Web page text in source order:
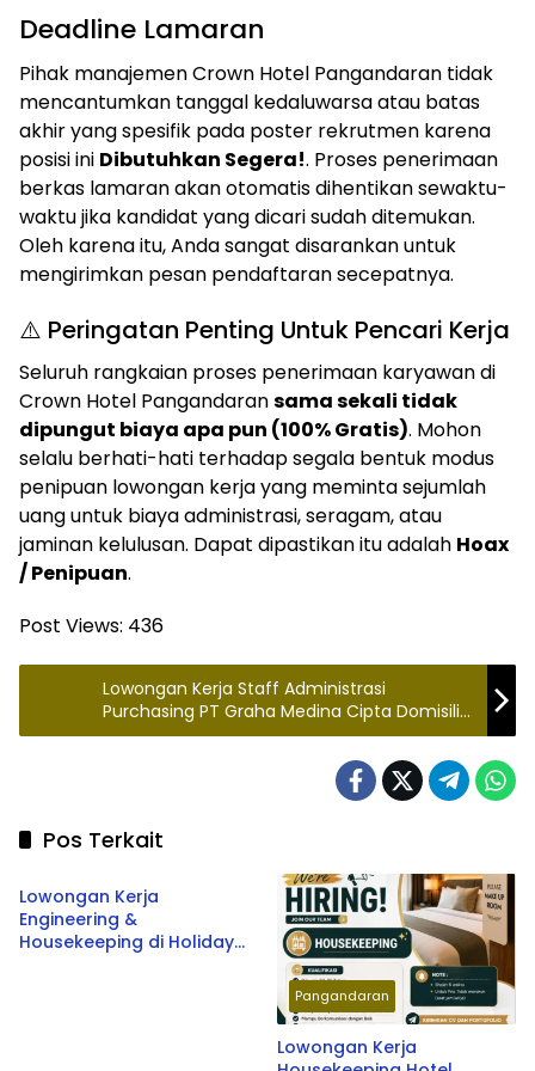
Deadline Lamaran
Pihak manajemen Crown Hotel Pangandaran tidak
mencantumkan tanggal kedaluwarsa atau batas
akhir yang spesifik pada poster rekrutmen karena
posisi ini Dibutuhkan Segera!. Proses penerimaan
berkas lamaran akan otomatis dihentikan sewaktu-
waktu jika kandidat yang dicari sudah ditemukan.
Oleh karena itu, Anda sangat disarankan untuk
mengirimkan pesan pendaftaran secepatnya.
⚠️ Peringatan Penting Untuk Pencari Kerja
Seluruh rangkaian proses penerimaan karyawan di
Crown Hotel Pangandaransama sekali tidak
dipungut biaya apa pun (100% Gratis). Mohon
selalu berhati-hati terhadap segala bentuk modus
penipuan lowongan kerja yang meminta sejumlah
uang untuk biaya administrasi, seragam, atau
jaminan kelulusan. Dapat dipastikan itu adalah Hoax
/ Penipuan.
Post Views: 436
Lowongan Kerja Staff Administrasi
Purchasing PT Graha Medina Cipta Domisili
Ciamis
Pos Terkait
Pangandaran
Lowongan Kerja
Engineering &
Housekeeping di Holiday
Pangandaran
Lowongan Kerja